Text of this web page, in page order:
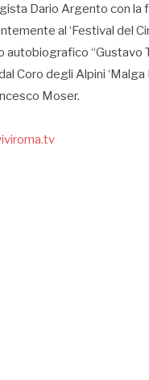
Dario Argento con
al ‘Festival del
autobiografico “Gustavo
Coro degli Alpini
Moser.